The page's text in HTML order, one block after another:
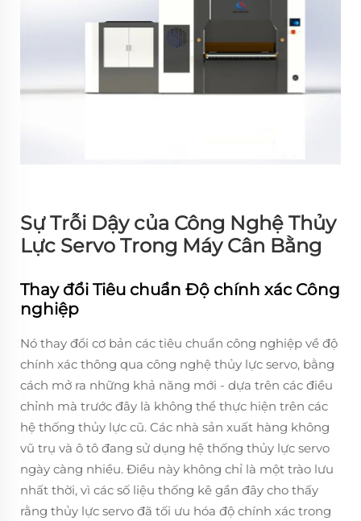
Sự Trỗi Dậy của Công Nghệ Thủy
Lực Servo Trong Máy Cân Bằng
Thay đổi Tiêu chuẩn Độ chính xác Công
nghiệp
Nó thay đổi cơ bản các tiêu chuẩn công nghiệp về độ
chính xác thông qua công nghệ thủy lực servo, bằng
cách mở ra những khả năng mới - dựa trên các điều
chỉnh mà trước đây là không thể thực hiện trên các
hệ thống thủy lực cũ. Các nhà sản xuất hàng không
vũ trụ và ô tô đang sử dụng hệ thống thủy lực servo
ngày càng nhiều. Điều này không chỉ là một trào lưu
nhất thời, vì các số liệu thống kê gần đây cho thấy
rằng thủy lực servo đã tối ưu hóa độ chính xác trong